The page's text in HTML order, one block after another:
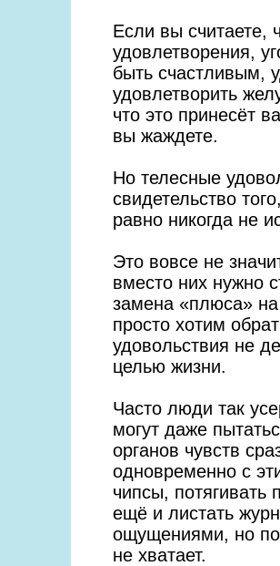
Если вы считаете,
удовлетворения,
быть счастливым,
удовлетворить
что это принесёт
вы жаждете.
Но телесные
свидетельство
равно никогда не
Это вовсе не
вместо них нужно
замена «плюса»
просто хотим
удовольствия не
целью жизни.
Часто люди так
могут даже
органов чувств
одновременно с
чипсы, потягивать
ещё и листать
ощущениями, но
не хватает.